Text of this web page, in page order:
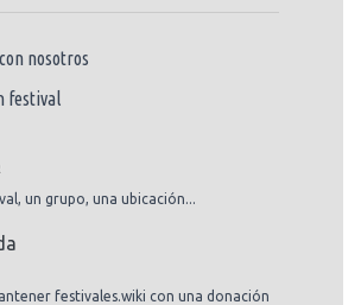
nosotros
festival
un grupo, una ubicación...
festivales.wiki con una donación